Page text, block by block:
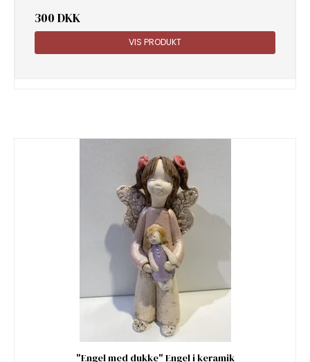
300 DKK
VIS PRODUKT
"Engel med dukke" Engel i keramik